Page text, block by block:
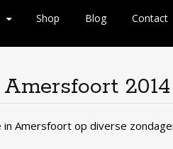
Shop Blog Contact
2014
in Amersfoort op diverse